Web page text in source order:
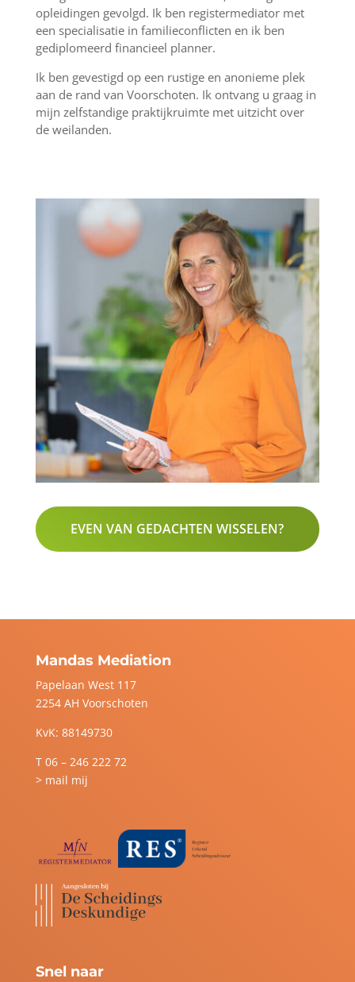
opleidingen gevolgd. Ik ben registermediator met
een specialisatie in familieconflicten en ik ben
gediplomeerd financieel planner.
Ik ben gevestigd op een rustige en anonieme plek
aan de rand van Voorschoten. Ik ontvang u graag in
mijn zelfstandige praktijkruimte met uitzicht over
de weilanden.
EVEN VAN GEDACHTEN WISSELEN?
Mandas Mediation
Papelaan West 117
2254 AH Voorschoten
KvK: 88149730
T 06 – 246 222 72
> mail mij
Snel naar